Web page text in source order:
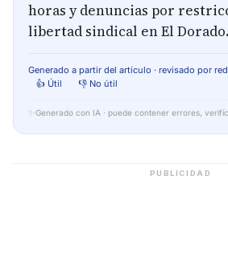
horas y denuncias por
libertad sindical en El Dorado.
Generado a partir del artículo · revisado por
👍 Útil
👎 No útil
✨ Generado con IA · puede contener errores,
PUBLICIDAD